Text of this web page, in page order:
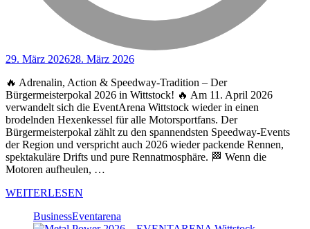
29. März 202628. März 2026
🔥 Adrenalin, Action & Speedway-Tradition – Der
Bürgermeisterpokal 2026 in Wittstock! 🔥 Am 11. April 2026
verwandelt sich die EventArena Wittstock wieder in einen
brodelnden Hexenkessel für alle Motorsportfans. Der
Bürgermeisterpokal zählt zu den spannendsten Speedway-Events
der Region und verspricht auch 2026 wieder packende Rennen,
spektakuläre Drifts und pure Rennatmosphäre. 🏁 Wenn die
Motoren aufheulen, …
WEITERLESEN
BusinessEventarena